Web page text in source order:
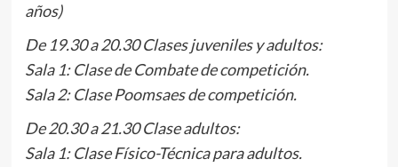
años)
De 19.30 a 20.30 Clases juveniles y adultos:
Sala 1: Clase de Combate de competición.
Sala 2: Clase Poomsaes de competición.
De 20.30 a 21.30 Clase adultos:
Sala 1: Clase Físico-Técnica para adultos.